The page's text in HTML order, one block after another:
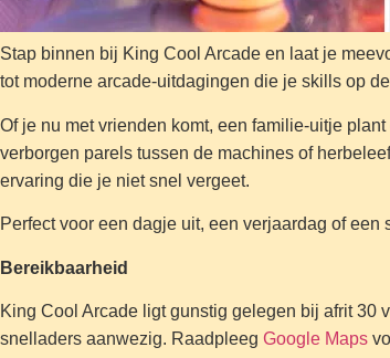
Stap binnen bij King Cool Arcade en laat je
tot moderne arcade-uitdagingen die je skills op
Of je nu met vrienden komt, een familie-uitje
verborgen parels tussen de machines of
ervaring die je niet snel vergeet.
Perfect voor een dagje uit, een verjaardag of
Bereikbaarheid
King Cool Arcade ligt gunstig gelegen bij afrit 30
snelladers aanwezig. Raadpleeg Google Maps